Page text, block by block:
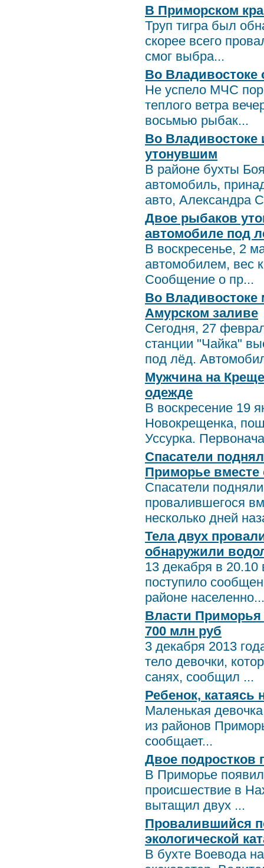
В Приморском
Труп тигра был
скорее всего
смог выбра...
Во Владивостоке
Не успело МЧС
теплого ветра
восьмью рыбак...
Во Владивостоке
утонувшим
В районе бухты
автомобиль,
авто, Александра
Двое рыбаков
автомобиле под
В воскресенье, 2
автомобилем, вес
Сообщение о пр...
Во Владивостоке
Амурском заливе
Сегодня, 27
станции "Чайка"
под лёд.
Мужчина на
одежде
В воскресение 19
Новокрещенка,
Уссурка.
Спасатели
Приморье вместе
Спасатели
провалившегося
несколько дней
Тела двух
обнаружили
13 декабря в 20.10
поступило
районе населенно...
Власти Приморья
700 млн руб
3 декабря 2013
тело девочки,
санях, сообщил ...
Ребенок,
Маленькая
из районов
сообщает...
Двое подростков
В Приморье
происшествие в
вытащил двух ...
Провалившийся
экологической
В бухте Воевода